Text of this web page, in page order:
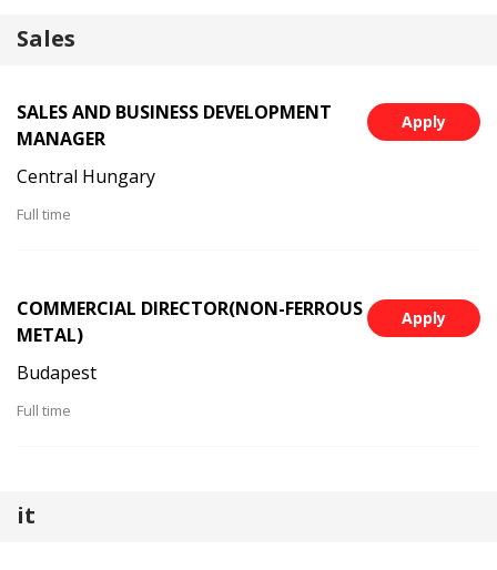
Sales
Apply
SALES AND BUSINESS DEVELOPMENT
MANAGER
Central Hungary
Full time
Apply
COMMERCIAL DIRECTOR(NON-FERROUS
METAL)
Budapest
Full time
it